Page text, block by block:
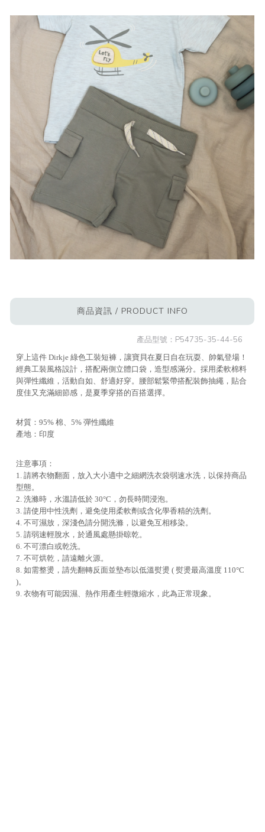
商品資訊 / PRODUCT INFO
產品型號： P54735-35-44-56
穿上這件 Dirkje 綠色工裝短褲，讓寶貝在夏日自在玩耍、帥氣登場！
經典工裝風格設計，搭配兩側立體口袋，造型感滿分。採用柔軟棉料
與彈性纖維，活動自如、舒適好穿。腰部鬆緊帶搭配裝飾抽繩，貼合
度佳又充滿細節感，是夏季穿搭的百搭選擇。
材質：95% 棉、5% 彈性纖維
產地：印度
注意事項：
1. 請將衣物翻面，放入大小適中之細網洗衣袋弱速水洗，以保持商品
型態。
2. 洗滌時，水溫請低於 30°C，勿長時間浸泡。
3. 請使用中性洗劑，避免使用柔軟劑或含化學香精的洗劑。
4. 不可濕放，深淺色請分開洗滌，以避免互相移染。
5. 請弱速輕脫水，於通風處懸掛晾乾。
6. 不可漂白或乾洗。
7. 不可烘乾，請遠離火源。
8. 如需整燙，請先翻轉反面並墊布以低溫熨燙 ( 熨燙最高溫度 110°C
)。
9. 衣物有可能因濕、熱作用產生輕微縮水，此為正常現象。